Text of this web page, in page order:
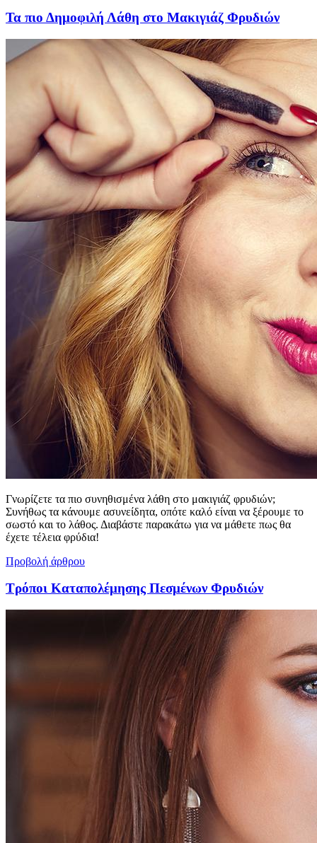
Τα πιο Δημοφιλή Λάθη στο Μακιγιάζ Φρυδιών
Γνωρίζετε τα πιο συνηθισμένα λάθη στο μακιγιάζ φρυδιών;
Συνήθως τα κάνουμε ασυνείδητα, οπότε καλό είναι να ξέρουμε το
σωστό και το λάθος. Διαβάστε παρακάτω για να μάθετε πως θα
έχετε τέλεια φρύδια!
Προβολή άρθρου
Τρόποι Καταπολέμησης Πεσμένων Φρυδιών